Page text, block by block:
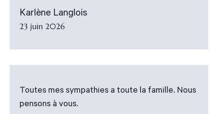
Karlène Langlois
23 juin 2026
Toutes mes sympathies a toute la famille. Nous
pensons à vous.